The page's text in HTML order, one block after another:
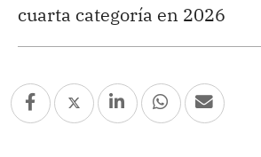
cuarta categoría en 2026